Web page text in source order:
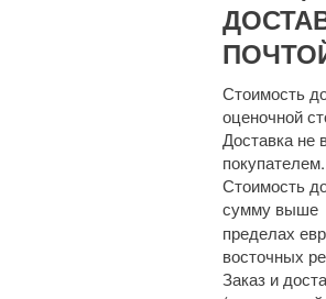
Стоимость
оценочной
Доставка не
покупателем.
Стоимость
сумму выше
пределах
восточных
Заказ и